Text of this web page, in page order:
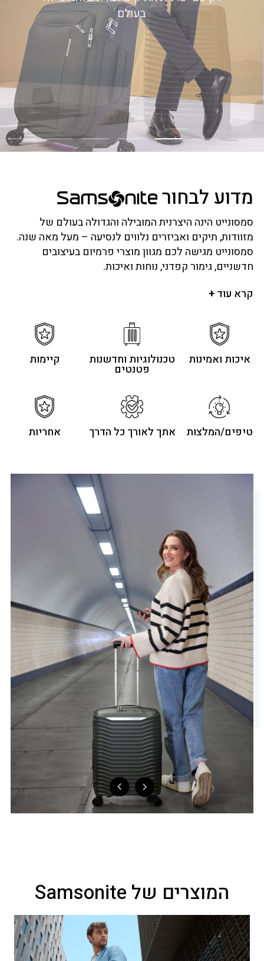
בעולם
מדוע לבחור
סמסונייט הינה היצרנית המובילה והגדולה בעולם של
מזוודות, תיקים ואביזרים נלווים לנסיעה – מעל מאה שנה.
סמסונייט מגישה לכם מגוון מוצרי פרמיום בעיצובים
חדשניים, גימור קפדני, נוחות ואיכות.
אצלנו, מקפידים על יצירת מעטפת כוללת של חווית
משתמש חסרת פשרות, המותאמת לצרכים המשתנים של
ברוח EXPECT INNOVATION אנו מובילים מהפכה
בתעשייה ודוגלים בשימוש בחומרים משובחים, עמידים,
קלים וברי קיימא.
קרא עוד+
איכות ואמינות טכנולוגיות וחדשנות
פטנטים
קיימות
טיפים/המלצות אתך לאורך כל הדרך אחריות
המוצרים של Samsonite